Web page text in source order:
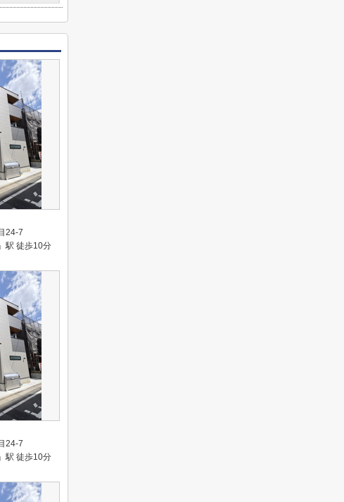
24-7
駅 徒歩10分
24-7
駅 徒歩10分